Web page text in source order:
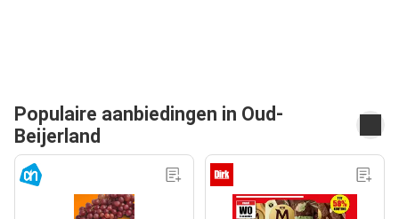
Populaire aanbiedingen in Oud-
Beijerland